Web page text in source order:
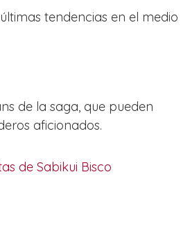
tendencias en el medio
de la saga, que pueden
aficionados.
de Sabikui Bisco